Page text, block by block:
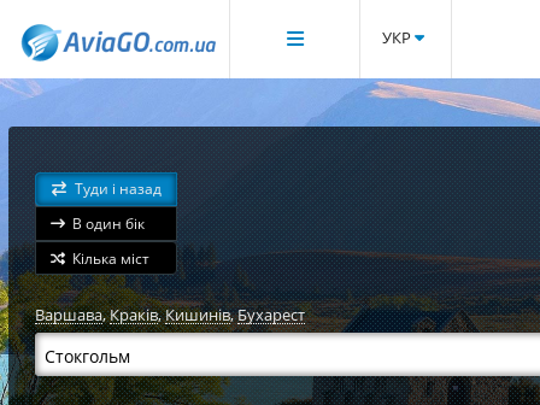
УКР
Туди і назад
В один бік
Кілька міст
Варшава,Краків,Кишинів,Бухарест